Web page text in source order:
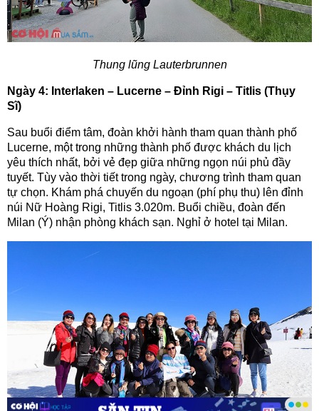
Thung lũng Lauterbrunnen
Ngày 4: Interlaken – Lucerne – Đỉnh Rigi – Titlis (Thụy
Sĩ)
Sau buổi điểm tâm, đoàn khởi hành tham quan thành phố
Lucerne, một trong những thành phố được khách du lịch
yêu thích nhất, bởi vẻ đẹp giữa những ngọn núi phủ đầy
tuyết. Tùy vào thời tiết trong ngày, chương trình tham quan
tự chọn. Khám phá chuyến du ngoạn (phí phụ thu) lên đỉnh
núi Nữ Hoàng Rigi, Titlis 3.020m. Buổi chiều, đoàn đến
Milan (Ý) nhận phòng khách sạn. Nghỉ ở hotel tại Milan.